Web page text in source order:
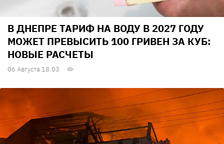
В ДНЕПРЕ ТАРИФ НА ВОДУ В 2027 ГОДУ
МОЖЕТ ПРЕВЫСИТЬ 100 ГРИВЕН ЗА КУБ:
НОВЫЕ РАСЧЕТЫ
06 Августа 18:03